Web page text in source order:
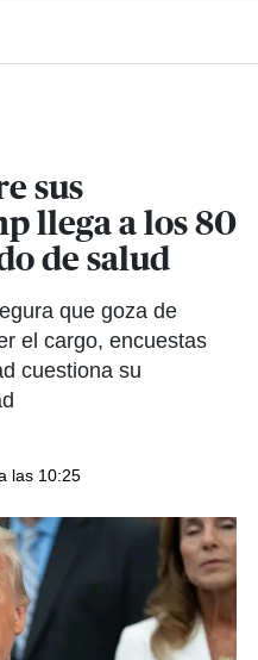
sus
llega a los 80
de salud
que goza de
el cargo, encuestas
cuestiona su
las 10:25